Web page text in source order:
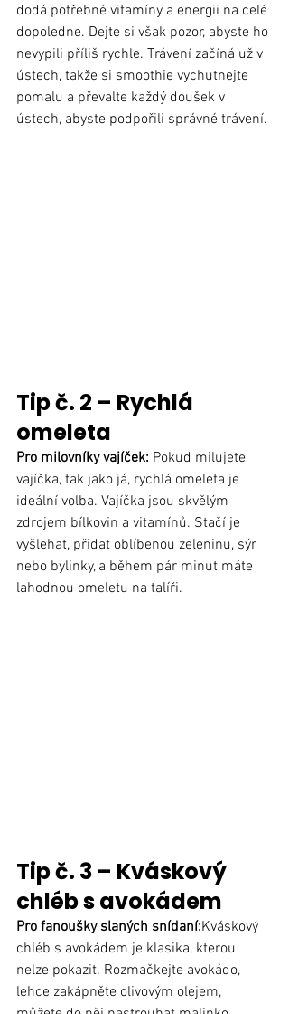
dodá potřebné vitamíny a energii na celé
dopoledne. Dejte si však pozor, abyste ho
nevypili příliš rychle. Trávení začíná už v
ústech, takže si smoothie vychutnejte
pomalu a převalte každý doušek v
ústech, abyste podpořili správné trávení.
Tip č. 2 – Rychlá
omeleta
Pro milovníky vajíček: Pokud milujete
vajíčka, tak jako já, rychlá omeleta je
ideální volba. Vajíčka jsou skvělým
zdrojem bílkovin a vitamínů. Stačí je
vyšlehat, přidat oblíbenou zeleninu, sýr
nebo bylinky, a během pár minut máte
lahodnou omeletu na talíři.
Tip č. 3 – Kváskový
chléb s avokádem
Pro fanoušky slaných snídaní:Kváskový
chléb s avokádem je klasika, kterou
nelze pokazit. Rozmačkejte avokádo,
lehce zakápněte olivovým olejem,